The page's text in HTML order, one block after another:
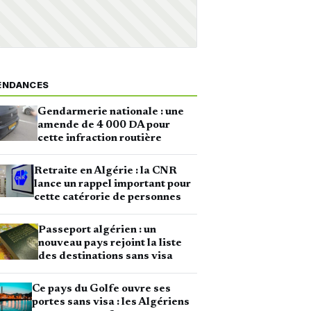
Gendarmerie nationale : une
amende de 4 000 DA pour
cette infraction routière
Retraite en Algérie : la CNR
lance un rappel important pour
cette catérorie de personnes
Passeport algérien : un
nouveau pays rejoint la liste
des destinations sans visa
Ce pays du Golfe ouvre ses
portes sans visa : les Algériens